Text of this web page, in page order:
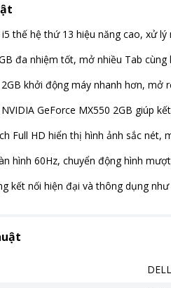
i5 thế hệ thứ 13 hiệu năng cao, xử
đa nhiệm tốt, mở nhiều Tab
khởi động máy nhanh hơn, mở
GeForce MX550 2GB giúp
Full HD hiển thị hình ảnh sắc nét,
hình 60Hz, chuyển động hình
kết nối hiện đại và thông dụng như
DELL